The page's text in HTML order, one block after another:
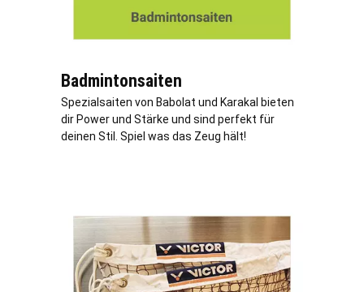
Badmintonsaiten
Spezialsaiten von Babolat und Karakal bieten
dir Power und Stärke und sind perfekt für
deinen Stil. Spiel was das Zeug hält!